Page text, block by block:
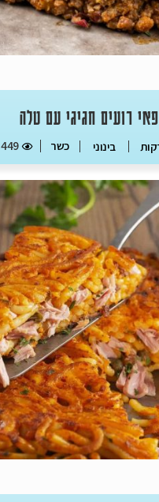
פאי רועים חגיגי עם טלה
בינוני כשר 449